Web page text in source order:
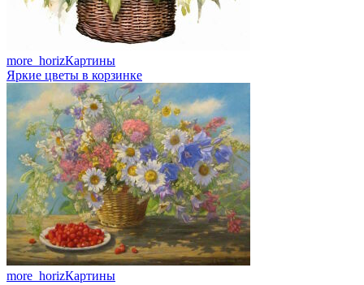
more_horizКартины
Яркие цветы в корзинке
more_horizКартины